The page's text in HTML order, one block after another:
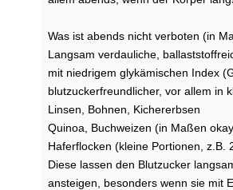
Was ist abends nicht verboten (in
Langsam verdauliche,
mit niedrigem glykämischen Index
blutzuckerfreundlicher, vor allem in
Linsen, Bohnen, Kichererbsen
Quinoa, Buchweizen (in Maßen
Haferflocken (kleine Portionen, z.B.
Diese lassen den Blutzucker
ansteigen, besonders wenn sie mit
e
ä
h
r
l
i
h
?
G